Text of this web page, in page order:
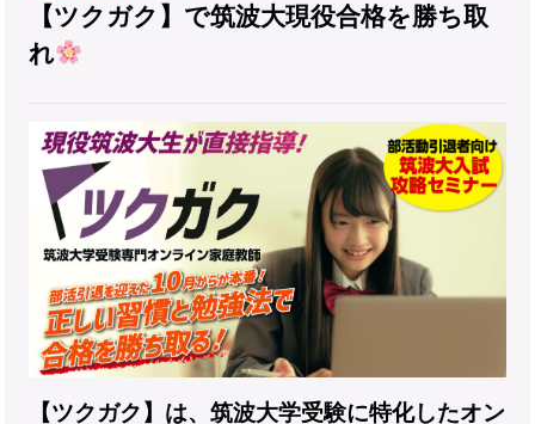
【ツクガク】で筑波大現役合格を勝ち取
れ
【ツクガク】は、筑波大学受験に特化したオン